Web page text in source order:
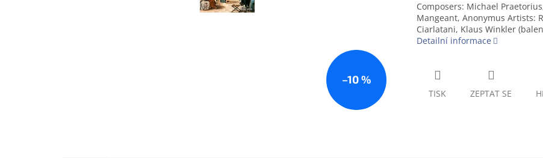
–10 %
Composers: Michael
Mangeant, Anonymus Artists:
Ciarlatani, Klaus Winkler
Detailní informace
TISK ZEPTAT SE